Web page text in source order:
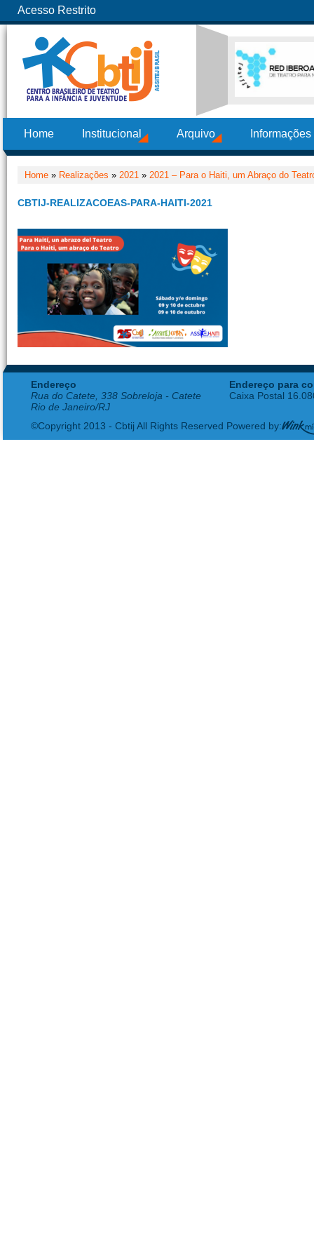
Acesso Restrito
Home Institucional Arquivo
Home » Realizações » 2021 » 2021 – Para o Haiti, um Abraço do
CBTIJ-REALIZACOEAS-PARA-HAITI-2021
Endereço
Rua do Catete, 338 Sobreloja - Catete
Rio de Janeiro/RJ
Endereço para
Caixa Postal
©Copyright 2013 - Cbtij All Rights Reserved Powered by: